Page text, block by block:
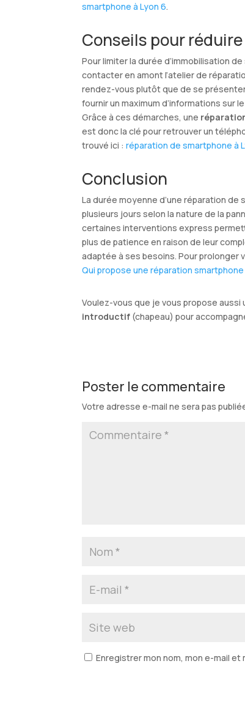
smartphone à Lyon 6.
Conseils pour
Pour limiter la durée d’immobilisation
contacter en amont l’atelier de
rendez-vous plutôt que de se
fournir un maximum d’informations sur
Grâce à ces démarches, une
est donc la clé pour retrouver un
trouvé ici :réparation de smartphone à
Conclusion
La durée moyenne d’une réparation
plusieurs jours selon la nature de la
certaines interventions express
plus de patience en raison de leur
adaptée à ses besoins. Pour prolonger
Qui propose une réparation
Voulez-vous que je vous propose aussi
introductif (chapeau) pour
Poster le commentaire
Votre adresse e-mail ne sera pas
Enregistrer mon nom, mon e-mail